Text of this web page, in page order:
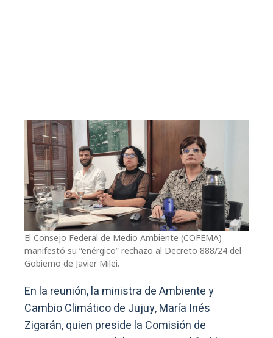
El Consejo Federal de Medio Ambiente (COFEMA)
manifestó su “enérgico” rechazo al Decreto 888/24 del
Gobierno de Javier Milei.
En la reunión, la ministra de Ambiente y
Cambio Climático de Jujuy, María Inés
Zigarán, quien preside la Comisión de